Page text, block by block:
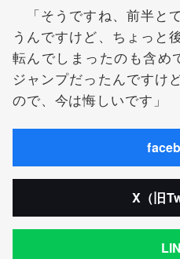
「そうですね、前半と
うんですけど、ちょっと
転んでしまったのも含め
ジャンプだったんですけ
ので、今は悔しいです」
X（旧